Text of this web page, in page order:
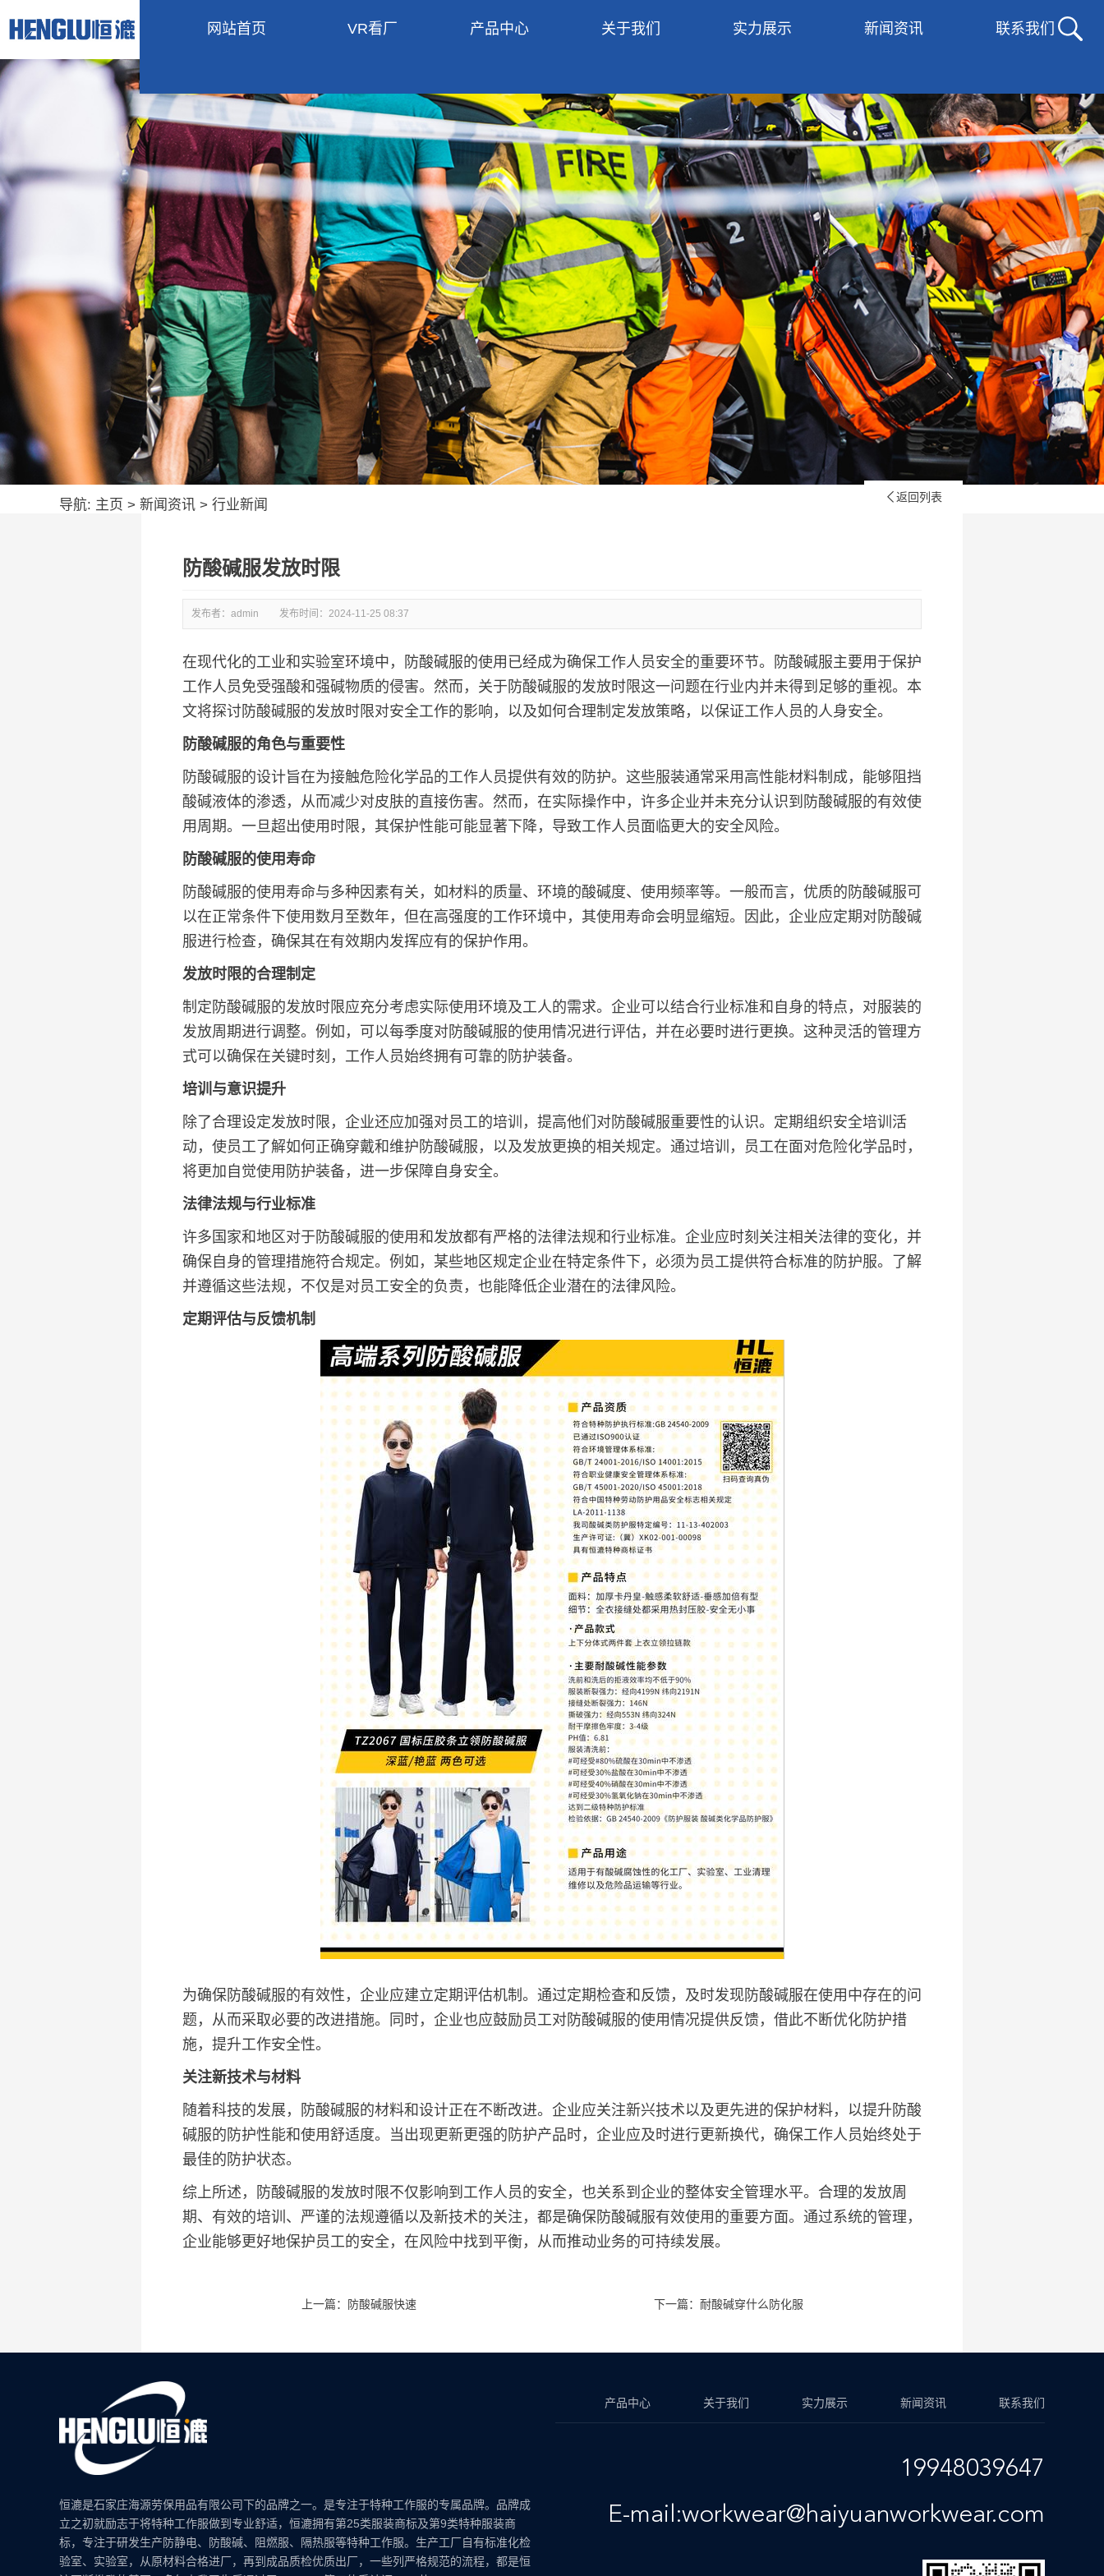
网站首页 VR看厂 产品中心 关于我们 实力展示 新闻资讯 联系我们
导航: 主页 > 新闻资讯 > 行业新闻  返回列表
防酸碱服发放时限
发布者：admin 发布时间： 2024-11-25 08:37
在现代化的工业和实验室环境中，防酸碱服的使用已经成为确保工作人员安全的重要环节。防酸碱服主要用于保护
工作人员免受强酸和强碱物质的侵害。然而，关于防酸碱服的发放时限这一问题在行业内并未得到足够的重视。本
文将探讨防酸碱服的发放时限对安全工作的影响，以及如何合理制定发放策略，以保证工作人员的人身安全。
防酸碱服的角色与重要性
防酸碱服的设计旨在为接触危险化学品的工作人员提供有效的防护。这些服装通常采用高性能材料制成，能够阻挡
酸碱液体的渗透，从而减少对皮肤的直接伤害。然而，在实际操作中，许多企业并未充分认识到防酸碱服的有效使
用周期。一旦超出使用时限，其保护性能可能显著下降，导致工作人员面临更大的安全风险。
防酸碱服的使用寿命
防酸碱服的使用寿命与多种因素有关，如材料的质量、环境的酸碱度、使用频率等。一般而言，优质的防酸碱服可
以在正常条件下使用数月至数年，但在高强度的工作环境中，其使用寿命会明显缩短。因此，企业应定期对防酸碱
服进行检查，确保其在有效期内发挥应有的保护作用。
发放时限的合理制定
制定防酸碱服的发放时限应充分考虑实际使用环境及工人的需求。企业可以结合行业标准和自身的特点，对服装的
发放周期进行调整。例如，可以每季度对防酸碱服的使用情况进行评估，并在必要时进行更换。这种灵活的管理方
式可以确保在关键时刻，工作人员始终拥有可靠的防护装备。
培训与意识提升
除了合理设定发放时限，企业还应加强对员工的培训，提高他们对防酸碱服重要性的认识。定期组织安全培训活
动，使员工了解如何正确穿戴和维护防酸碱服，以及发放更换的相关规定。通过培训，员工在面对危险化学品时，
将更加自觉使用防护装备，进一步保障自身安全。
法律法规与行业标准
许多国家和地区对于防酸碱服的使用和发放都有严格的法律法规和行业标准。企业应时刻关注相关法律的变化，并
确保自身的管理措施符合规定。例如，某些地区规定企业在特定条件下，必须为员工提供符合标准的防护服。了解
并遵循这些法规，不仅是对员工安全的负责，也能降低企业潜在的法律风险。
定期评估与反馈机制
为确保防酸碱服的有效性，企业应建立定期评估机制。通过定期检查和反馈，及时发现防酸碱服在使用中存在的问
题，从而采取必要的改进措施。同时，企业也应鼓励员工对防酸碱服的使用情况提供反馈，借此不断优化防护措
施，提升工作安全性。
关注新技术与材料
随着科技的发展，防酸碱服的材料和设计正在不断改进。企业应关注新兴技术以及更先进的保护材料，以提升防酸
碱服的防护性能和使用舒适度。当出现更新更强的防护产品时，企业应及时进行更新换代，确保工作人员始终处于
最佳的防护状态。
综上所述，防酸碱服的发放时限不仅影响到工作人员的安全，也关系到企业的整体安全管理水平。合理的发放周
期、有效的培训、严谨的法规遵循以及新技术的关注，都是确保防酸碱服有效使用的重要方面。通过系统的管理，
企业能够更好地保护员工的安全，在风险中找到平衡，从而推动业务的可持续发展。
上一篇：防酸碱服快速 下一篇：耐酸碱穿什么防化服
恒漉是石家庄海源劳保用品有限公司下的品牌之一。是专注于特种工作服的专属品牌。品牌成
立之初就励志于将特种工作服做到专业舒适，恒漉拥有第25类服装商标及第9类特种服装商
标，专注于研发生产防静电、防酸碱、阻燃服、隔热服等特种工作服。生产工厂自有标准化检
验室、实验室，从原材料合格进厂，再到成品质检优质出厂，一些列严格规范的流程，都是恒
产品中心 关于我们 实力展示 新闻资讯 联系我们
19948039647
E-mail:workwear@haiyuanworkwear.com